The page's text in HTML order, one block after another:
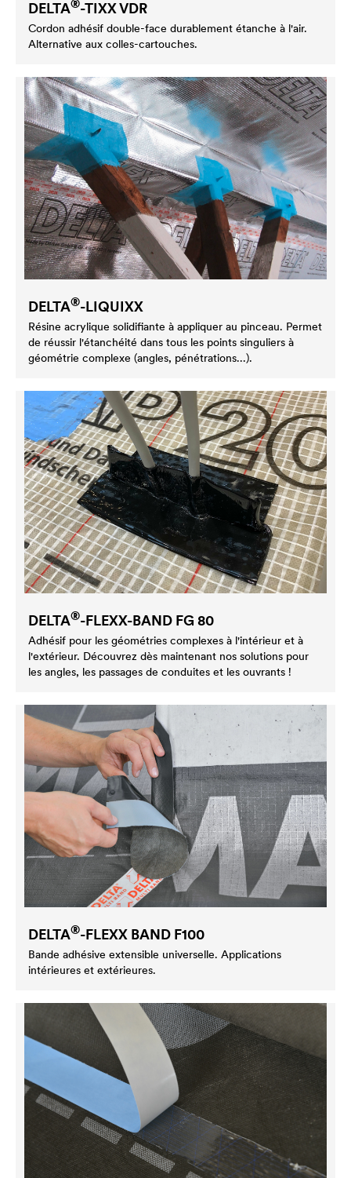
DELTA®-TIXX VDR
Cordon adhésif double-face durablement étanche à l'air.
Alternative aux colles-cartouches.
DELTA®-LIQUIXX
Résine acrylique solidifiante à appliquer au pinceau. Permet
de réussir l'étanchéité dans tous les points singuliers à
géométrie complexe (angles, pénétrations...).
DELTA®-FLEXX-BAND FG 80
Adhésif pour les géométries complexes à l'intérieur et à
l'extérieur. Découvrez dès maintenant nos solutions pour
les angles, les passages de conduites et les ouvrants !
DELTA®-FLEXX BAND F100
Bande adhésive extensible universelle. Applications
intérieures et extérieures.